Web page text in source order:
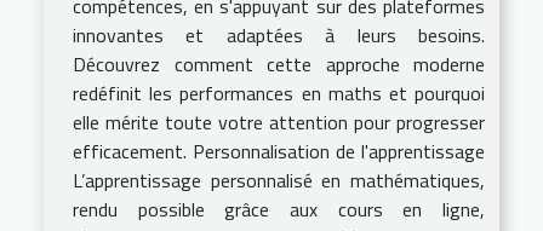
compétences, en s'appuyant sur des plateformes
innovantes et adaptées à leurs besoins.
Découvrez comment cette approche moderne
redéfinit les performances en maths et pourquoi
elle mérite toute votre attention pour progresser
efficacement. Personnalisation de l'apprentissage
L’apprentissage personnalisé en mathématiques,
rendu possible grâce aux cours en ligne,